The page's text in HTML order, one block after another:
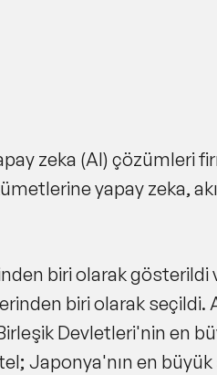
zeka (AI) çözümleri
yapay zeka,
biri olarak gösterildi
biri olarak seçildi.
Devletleri'nin en
Japonya'nın en